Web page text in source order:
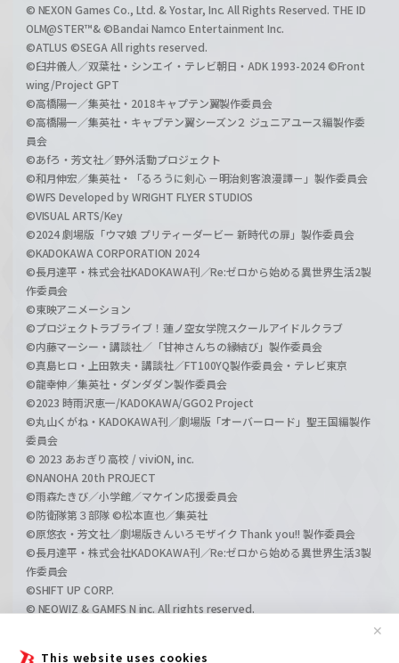
This website uses cookies
✕
© NEXON Games Co., Ltd. & Yostar, Inc. All Rights Reserved. THE ID
OLM@STER™& ©Bandai Namco Entertainment Inc.
©ATLUS ©SEGA All rights reserved.
©臼井儀人／双葉社・シンエイ・テレビ朝日・ADK 1993-2024 ©Front
wing/Project GPT
©高橋陽一／集英社・2018キャプテン翼製作委員会
©高橋陽一／集英社・キャプテン翼シーズン２ ジュニアユース編製作委
員会
©あfろ・芳文社／野外活動プロジェクト
©和月伸宏／集英社・「るろうに剣心 －明治剣客浪漫譚－」製作委員会
©WFS Developed by WRIGHT FLYER STUDIOS
©VISUAL ARTS/Key
©2024 劇場版「ウマ娘 プリティーダービー 新時代の扉」製作委員会
©KADOKAWA CORPORATION 2024
©長月達平・株式会社KADOKAWA刊／Re:ゼロから始める異世界生活2製
作委員会
©東映アニメーション
©プロジェクトラブライブ！蓮ノ空女学院スクールアイドルクラブ
©内藤マーシー・講談社／「甘神さんちの縁結び」製作委員会
©真島ヒロ・上田敦夫・講談社／FT100YQ製作委員会・テレビ東京
©龍幸伸／集英社・ダンダダン製作委員会
©2023 時雨沢恵一/KADOKAWA/GGO2 Project
©丸山くがね・KADOKAWA刊／劇場版「オーバーロード」聖王国編製作
委員会
© 2023 あおぎり高校 / viviON, inc.
©NANOHA 20th PROJECT
©雨森たきび／小学館／マケイン応援委員会
©防衛隊第３部隊 ©松本直也／集英社
©原悠衣・芳文社／劇場版きんいろモザイク Thank you!! 製作委員会
©長月達平・株式会社KADOKAWA刊／Re:ゼロから始める異世界生活3製
作委員会
©SHIFT UP CORP.
© NEOWIZ & GAMFS N inc. All rights reserved.